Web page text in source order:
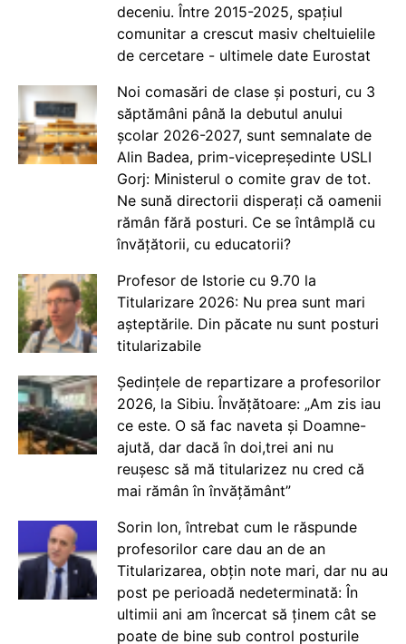
deceniu. Între 2015-2025, spațiul
comunitar a crescut masiv cheltuielile
de cercetare - ultimele date Eurostat
Noi comasări de clase și posturi, cu 3
săptămâni până la debutul anului
școlar 2026-2027, sunt semnalate de
Alin Badea, prim-vicepreședinte USLI
Gorj: Ministerul o comite grav de tot.
Ne sună directorii disperați că oamenii
rămân fără posturi. Ce se întâmplă cu
învățătorii, cu educatorii?
Profesor de Istorie cu 9.70 la
Titularizare 2026: Nu prea sunt mari
așteptările. Din păcate nu sunt posturi
titularizabile
Ședințele de repartizare a profesorilor
2026, la Sibiu. Învățătoare: „Am zis iau
ce este. O să fac naveta și Doamne-
ajută, dar dacă în doi,trei ani nu
reușesc să mă titularizez nu cred că
mai rămân în învățământ”
Sorin Ion, întrebat cum le răspunde
profesorilor care dau an de an
Titularizarea, obțin note mari, dar nu au
post pe perioadă nedeterminată: În
ultimii ani am încercat să ținem cât se
poate de bine sub control posturile